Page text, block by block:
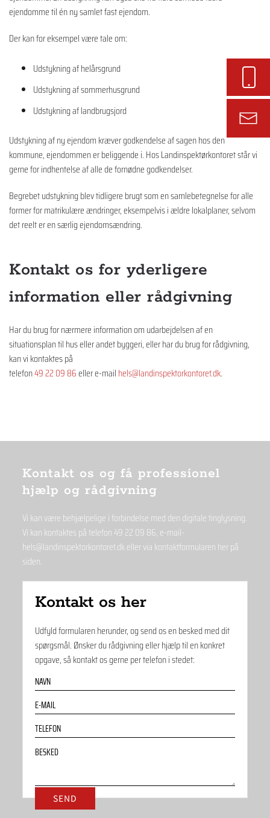
ejendomme til én ny samlet fast ejendom.
Der kan for eksempel være tale om:
Udstykning af helårsgrund
Udstykning af sommerhusgrund
Udstykning af landbrugsjord
Udstykning af ny ejendom kræver godkendelse af sagen hos den
kommune, ejendommen er beliggende i. Hos Landinspektørkontoret står vi
gerne for indhentelse af alle de fornødne godkendelser.
Begrebet udstykning blev tidligere brugt som en samlebetegnelse for alle
former for matrikulære ændringer, eksempelvis i ældre lokalplaner, selvom
det reelt er en særlig ejendomsændring.
Kontakt os for yderligere
information eller rådgivning
Har du brug for nærmere information om udarbejdelsen af en
situationsplan til hus eller andet byggeri, eller har du brug for rådgivning,
kan vi kontaktes på
telefon49 22 09 86eller e-mail hels@landinspektorkontoret.dk.
Kontakt os og få professionel
hjælp og rådgivning
Vi kan være behjælpelige i forbindelse med den digitale tinglysning.
Vi kan kontaktes på telefon 49 22 09 86, ­e-mail­
hels@landinspektorkontoret.dkeller via kontaktformularen her på
siden.
Kontakt os her
Udfyld formularen herunder, og send os en besked med dit
spørgsmål. Ønsker du rådgivning eller hjælp til en konkret
opgave, så kontakt os gerne per telefon i stedet: